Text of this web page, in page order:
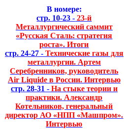
В номере:
стр. 10-23 - 23-й
Металлургический саммит
«Русская Сталь: стратегия
роста». Итоги
стр. 24-27 - Технические газы для
металлургии. Артем
Серебренников, руководитель
Air Liquide в России. Интервью
стр. 28-31 - На стыке теории и
практики. Александр
Котельников, генеральный
директор АО «НПП «Машпром».
Интервью